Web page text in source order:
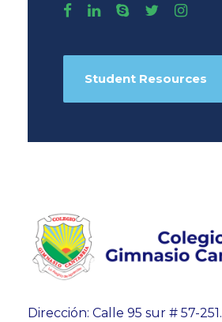
Student Resources
Dirección: Calle 95 sur # 57-251.